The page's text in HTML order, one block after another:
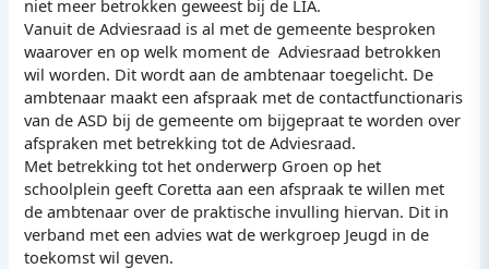
niet meer betrokken geweest bij de LIA.
Vanuit de Adviesraad is al met de gemeente besproken
waarover en op welk moment de Adviesraad betrokken
wil worden. Dit wordt aan de ambtenaar toegelicht. De
ambtenaar maakt een afspraak met de contactfunctionaris
van de ASD bij de gemeente om bijgepraat te worden over
afspraken met betrekking tot de Adviesraad.
Met betrekking tot het onderwerp Groen op het
schoolplein geeft Coretta aan een afspraak te willen met
de ambtenaar over de praktische invulling hiervan. Dit in
verband met een advies wat de werkgroep Jeugd in de
toekomst wil geven.